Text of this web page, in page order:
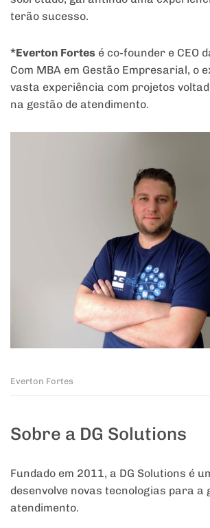
terão sucesso.
*Everton Fortes é co-founder e CEO
Com MBA em Gestão Empresarial, o
vasta experiência com projetos
na gestão de atendimento.
Everton Fortes
Sobre a DG Solutions
Fundado em 2011, a DG Solutions é
desenvolve novas tecnologias para a
atendimento.